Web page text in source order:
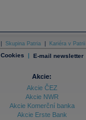
Skupina Patria Kariéra v Patrii
Cookies | E-mail newsletter
Akcie:
Akcie ČEZ
Akcie NWR
Akcie Komerční banka
Akcie Erste Bank